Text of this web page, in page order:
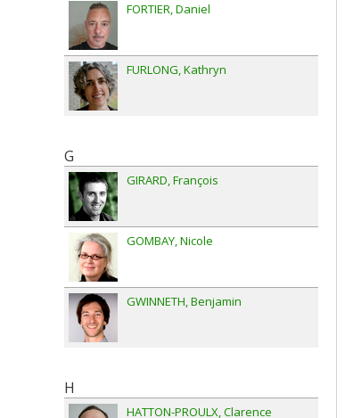
FORTIER Daniel
FURLONG Kathryn
G
GIRARD François
GOMBAY Nicole
GWINNETH Benjamin
H
HATTON-PROULX Clarence